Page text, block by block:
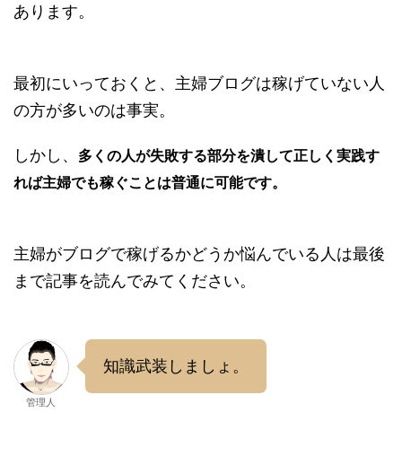
あります。
最初にいっておくと、主婦ブログは稼げていない人
の方が多いのは事実。
しかし、 多くの人が失敗する部分を潰して正しく実践す
れば主婦でも稼ぐことは普通に可能です。
主婦がブログで稼げるかどうか悩んでいる人は最後
まで記事を読んでみてください。
管理人
知識武装しましょ。